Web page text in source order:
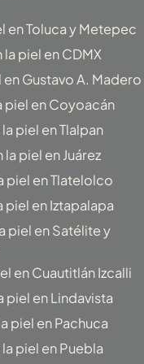
en Toluca y Metepec
piel en CDMX
Gustavo A. Madero
piel en Coyoacán
piel en Tlalpan
piel en Juárez
piel en Tlatelolco
en Iztapalapa
piel en Satélite y
en Cuautitlán Izcalli
en Lindavista
piel en Pachuca
piel en Puebla